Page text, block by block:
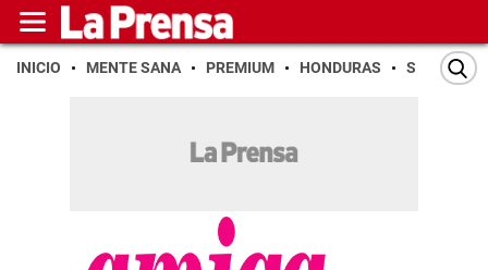
INICIO MENTE SANA PREMIUM HONDURAS SAN PEDRO